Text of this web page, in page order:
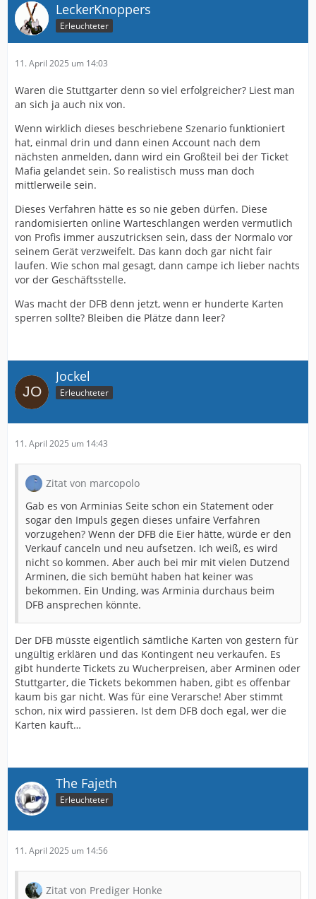
LeckerKnoppers
Erleuchteter
11. April 2025 um 14:03
Waren die Stuttgarter denn so viel erfolgreicher? Liest man
an sich ja auch nix von.
Wenn wirklich dieses beschriebene Szenario funktioniert
hat, einmal drin und dann einen Account nach dem
nächsten anmelden, dann wird ein Großteil bei der Ticket
Mafia gelandet sein. So realistisch muss man doch
mittlerweile sein.
Dieses Verfahren hätte es so nie geben dürfen. Diese
randomisierten online Warteschlangen werden vermutlich
von Profis immer auszutricksen sein, dass der Normalo vor
seinem Gerät verzweifelt. Das kann doch gar nicht fair
laufen. Wie schon mal gesagt, dann campe ich lieber nachts
vor der Geschäftsstelle.
Was macht der DFB denn jetzt, wenn er hunderte Karten
sperren sollte? Bleiben die Plätze dann leer?
Jockel
Erleuchteter
11. April 2025 um 14:43
Zitat von marcopolo
Gab es von Arminias Seite schon ein Statement oder
sogar den Impuls gegen dieses unfaire Verfahren
vorzugehen? Wenn der DFB die Eier hätte, würde er den
Verkauf canceln und neu aufsetzen. Ich weiß, es wird
nicht so kommen. Aber auch bei mir mit vielen Dutzend
Arminen, die sich bemüht haben hat keiner was
bekommen. Ein Unding, was Arminia durchaus beim
DFB ansprechen könnte.
Der DFB müsste eigentlich sämtliche Karten von gestern für
ungültig erklären und das Kontingent neu verkaufen. Es
gibt hunderte Tickets zu Wucherpreisen, aber Arminen oder
Stuttgarter, die Tickets bekommen haben, gibt es offenbar
kaum bis gar nicht. Was für eine Verarsche! Aber stimmt
schon, nix wird passieren. Ist dem DFB doch egal, wer die
Karten kauft…
The Fajeth
Erleuchteter
11. April 2025 um 14:56
Zitat von Prediger Honke